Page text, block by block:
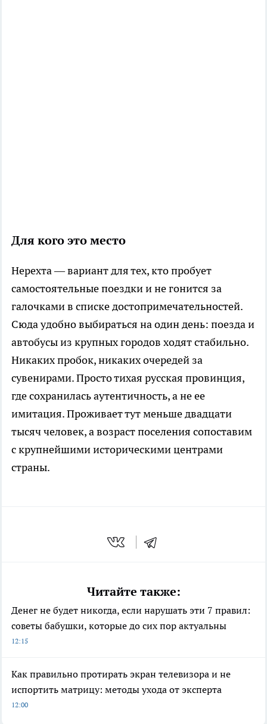
Для кого это место
Нерехта — вариант для тех, кто пробует
самостоятельные поездки и не гонится за
галочками в списке достопримечательностей.
Сюда удобно выбираться на один день: поезда и
автобусы из крупных городов ходят стабильно.
Никаких пробок, никаких очередей за
сувенирами. Просто тихая русская провинция,
где сохранилась аутентичность, а не ее
имитация. Проживает тут меньше двадцати
тысяч человек, а возраст поселения сопоставим
с крупнейшими историческими центрами
страны.
Читайте также:
Денег не будет никогда, если нарушать эти 7 правил:
советы бабушки, которые до сих пор актуальны
12:15
Как правильно протирать экран телевизора и не
испортить матрицу: методы ухода от эксперта
12:00